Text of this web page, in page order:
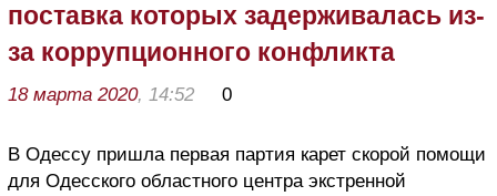
поставка которых задерживалась из-
за коррупционного конфликта
18 марта 2020, 14:52 0
В Одессу пришла первая партия карет скорой помощи
для Одесского областного центра экстренной